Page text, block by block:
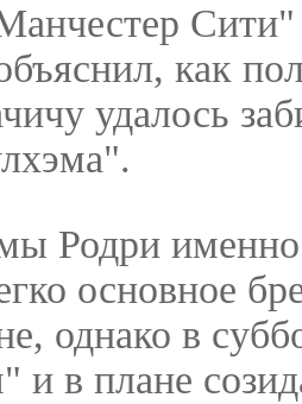
как
удалось
Родри
основное
однако в
и в плане